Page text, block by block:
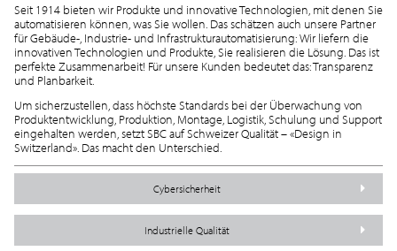
Seit 1914 bieten wir Produkte und innovative Technologien, mit denen Sie
automatisieren können, was Sie wollen. Das schätzen auch unsere Partner
für Gebäude-, Industrie- und Infrastrukturautomatisierung: Wir liefern die
innovativen Technologien und Produkte, Sie realisieren die Lösung. Das ist
perfekte Zusammenarbeit! Für unsere Kunden bedeutet das: Transparenz
und Planbarkeit.
Um sicherzustellen, dass höchste Standards bei der Überwachung von
Produktentwicklung, Produktion, Montage, Logistik, Schulung und Support
eingehalten werden, setzt SBC auf Schweizer Qualität – «Design in
Switzerland». Das macht den Unterschied.
Cybersicherheit
Industrielle Qualität